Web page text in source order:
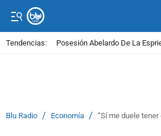
Tendencias: Posesión Abelardo De La
Blu Radio / Economía / “Sí me duele